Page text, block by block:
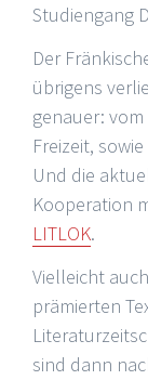
Studiengang
Der
übrigens
genauer:
Freizeit,
Und die
Kooperation
LITLOK.
Vielleicht
prämierten
sind dann